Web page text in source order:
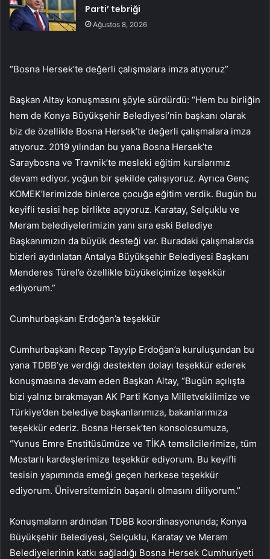
Parti’ tebriği
Ağustos 8, 2026
“Bosna Hersek’te değerli çalışmalara imza atıyoruz”
Başkan Altay konuşmasını şöyle sürdürdü: “Hem bu birliğin
hem de Konya Büyükşehir Belediyesi’nin başkanı olarak
biz de özellikle Bosna Hersek’te değerli çalışmalara imza
atıyoruz. 2019 yılından bu yana Bosna Hersek’te
Saraybosna ve Travnik’te mesleki eğitim kurslarımız
devam ediyor. yoğun bir şekilde çalışıyoruz. Ayrıca Genç
KOMEK’lerimizde binlerce çocuğa eğitim verdik. Bugün bu
keyifli tesisi hep birlikte açıyoruz. Karatay, Selçuklu ve
Meram belediyelerimizin yanı sıra eski Belediye
Başkanımızın da büyük desteği var. Buradaki çalışmalarda
bizleri aydınlatan Antalya Büyükşehir Belediyesi Başkanı
Menderes Türel’e özellikle büyükelçimize teşekkür
ediyorum.”
Cumhurbaşkanı Erdoğan’a teşekkür
Cumhurbaşkanı Recep Tayyip Erdoğan’a kuruluşundan bu
yana TDBB’ye verdiği destekten dolayı teşekkür ederek
konuşmasına devam eden Başkan Altay, “Bugün açılışta
bizi yalnız bırakmayan AK Parti Konya Milletvekilimize ve
Türkiye’den belediye başkanlarımıza, bakanlarımıza
teşekkür ederiz. Bosna Hersek’ten konsolosumuza,
“Yunus Emre Enstitüsümüze ve TİKA temsilcilerimize, tüm
Mostarlı kardeşlerimize teşekkür ediyorum. Bu keyifli
tesisin yapımında emeği geçen herkese teşekkür
ediyorum. Üniversitemizin başarılı olmasını diliyorum.”
Konuşmaların ardından TDBB koordinasyonunda; Konya
Büyükşehir Belediyesi, Selçuklu, Karatay ve Meram
Belediyelerinin katkı sağladığı Bosna Hersek Cumhuriyeti